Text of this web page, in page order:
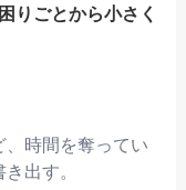
りごとから小さく
、時間を奪ってい
出す。